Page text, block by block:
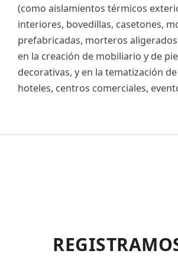
(como aislamientos térmicos
interiores, bovedillas, casetones,
prefabricadas, morteros
en la creación de mobiliario y de
decorativas, y en la tematización
hoteles, centros comerciales,